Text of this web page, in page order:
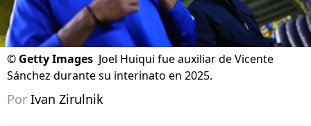
© Getty Images Joel Huiqui fue auxiliar de Vicente
Sánchez durante su interinato en 2025.
Por Ivan Zirulnik